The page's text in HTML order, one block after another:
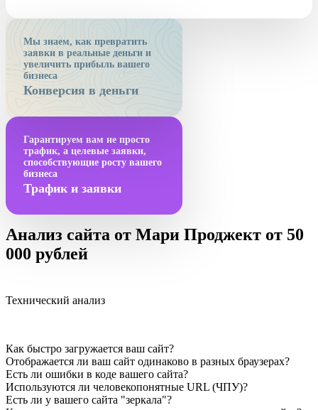
Мы знаем, как превратить
заявки в реальные деньги и
увеличить прибыль вашего
бизнеса
Конверсия в деньги
Гарантируем вам не просто
трафик, а целевые заявки,
способствующие росту вашего
бизнеса
Трафик и заявки
Анализ сайта от Мари Проджект от 50
000 рублей
Технический анализ
Как быстро загружается ваш сайт?
Отображается ли ваш сайт одинаково в разных браузерах?
Есть ли ошибки в коде вашего сайта?
Используются ли человекопонятные URL (ЧПУ)?
Есть ли у вашего сайта "зеркала"?